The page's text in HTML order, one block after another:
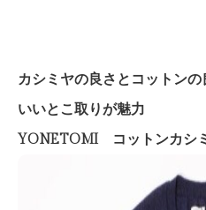
カシミヤの良さとコットンの
いいとこ取りが魅力
YONETOMI コットンカシ